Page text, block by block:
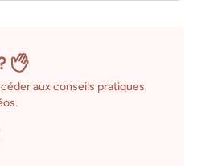
aux conseils pratiques